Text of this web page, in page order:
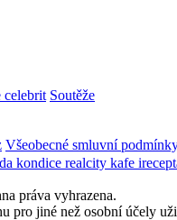
celebrit Soutěže
Všeobecné smluvní
kondice realcity kafe
práva vyhrazena.
pro jiné než osobní účely